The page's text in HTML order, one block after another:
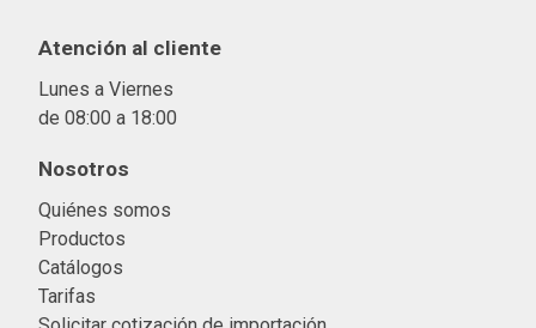
Atención al cliente
Lunes a Viernes
de 08:00 a 18:00
Nosotros
Quiénes somos
Productos
Catálogos
Tarifas